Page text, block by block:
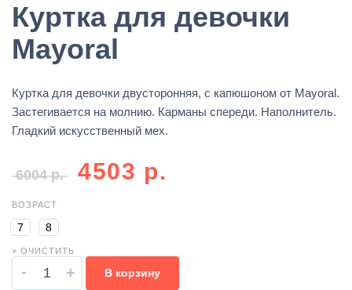
Куртка для девочки
Mayoral
Куртка для девочки двусторонняя, с капюшоном от Mayoral.
Застегивается на молнию. Карманы спереди. Наполнитель.
Гладкий искусственный мех.
6004р. 4503 р.
ВОЗРАСТ
7 8
× ОЧИСТИТЬ
- + В корзину